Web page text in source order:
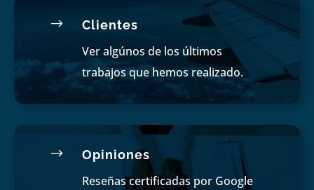
$ Clientes
Ver algúnos de los últimos
trabajos que hemos realizado.
$ Opiniones
Reseñas certificadas por Google